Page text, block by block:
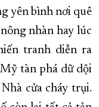
yên bình nơi quê
nhàn hay lúc
tranh diễn ra
tàn phá dữ dội
cửa cháy trụi.